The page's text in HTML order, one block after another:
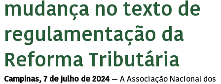
mudança no texto de
regulamentação da
Reforma Tributária
Campinas, 7 de julho de 2024— A Associação Nacional dos